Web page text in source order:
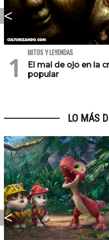
MITOS Y LEYENDAS
El mal de ojo en la
popular
LO MÁS